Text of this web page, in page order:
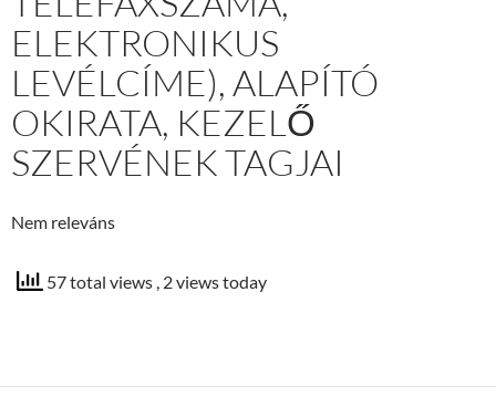
ELEKTRONIKUS
LEVÉLCÍME), ALAPÍTÓ
OKIRATA, KEZELŐ
SZERVÉNEK TAGJAI
Nem releváns
57 total views , 2 views today